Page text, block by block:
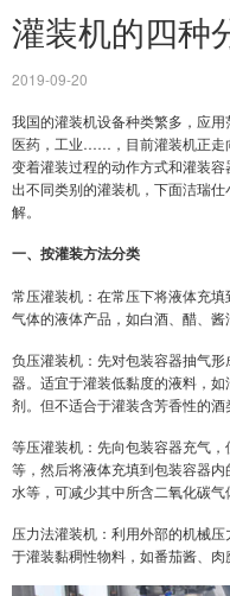
灌装机的四种
2019-09-20
我国的灌装机设备种类繁多，应
医药，工业……，目前灌装机正走
变着灌装过程的动作方式和灌装
出不同类别的灌装机，下面洁瑞
解。
一、按灌装方法分类
常压灌装机：在常压下将液体充
气体的液体产品，如白酒、醋、酱
负压灌装机：先对包装容器抽气
器。适宜于灌装低黏度的液料，
剂。但不适合于灌装含芳香性的酒
等压灌装机：先向包装容器充气
等，然后将液体充填到包装容器
水等，可减少其中所含二氧化碳气
压力法灌装机：利用外部的机械
于灌装黏稠性物料，如番茄酱、肉